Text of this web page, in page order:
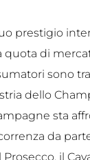
prestigio
quota di
sono
dello
sta
da
il